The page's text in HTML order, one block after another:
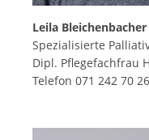
Leila Bleichenbacher
Spezialisierte
Dipl. Pflegefachfrau
Telefon 071 242 70 26